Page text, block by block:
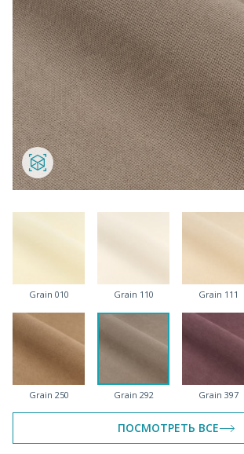
Grain 010 Grain 110 Grain 111
Grain 250 Grain 292 Grain 397
ПОСМОТРЕТЬ ВСЕ